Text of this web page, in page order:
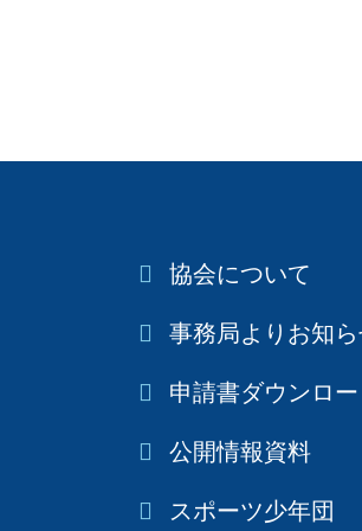
協会について
事務局よりお知
申請書ダウンロ
公開情報資料
スポーツ少年団